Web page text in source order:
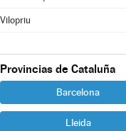
Vilopriu
Provincias de Cataluña
Barcelona
Lleida